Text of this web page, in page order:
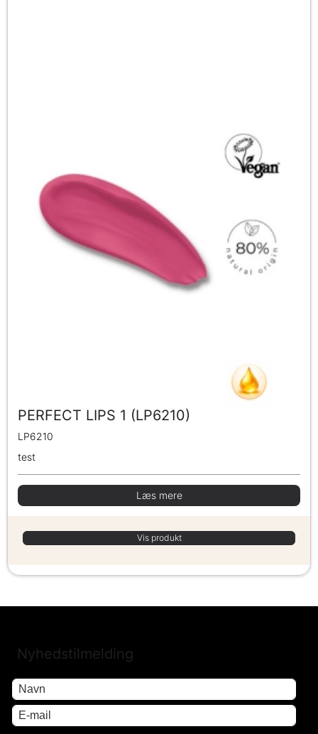
PERFECT LIPS 1 (LP6210)
LP6210
test
Læs mere
Vis produkt
Nyhedstilmelding